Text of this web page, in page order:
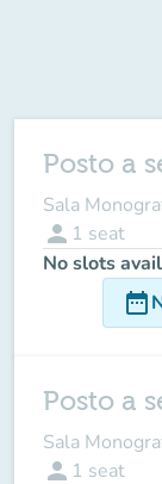
Posto a
Sala
person 1 seat
No slots
date_range
Posto a
Sala
person 1 seat